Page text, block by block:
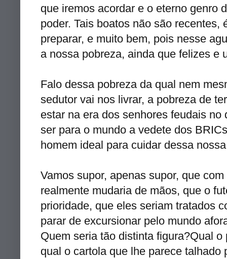
que iremos acordar e o eterno genro
poder. Tais boatos não são
preparar, e muito bem, pois nesse
a nossa pobreza, ainda que felizes e
Falo dessa pobreza da qual nem
sedutor vai nos livrar, a pobreza de
estar na era dos senhores feudais
ser para o mundo a vedete dos
homem ideal para cuidar dessa
Vamos supor, apenas supor, que
realmente mudaria de mãos, que o
prioridade, que eles seriam tratados
parar de excursionar pelo mundo
Quem seria tão distinta figura?Qual
qual o cartola que lhe parece